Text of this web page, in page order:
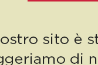
Read more